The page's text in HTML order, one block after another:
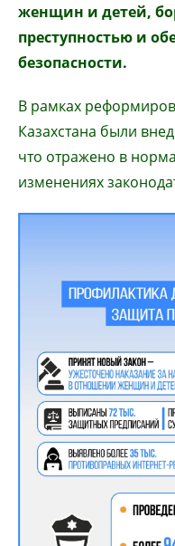
женщин и детей,
преступностью и
безопасности.
В рамках
Казахстана были
что отражено в
изменениях